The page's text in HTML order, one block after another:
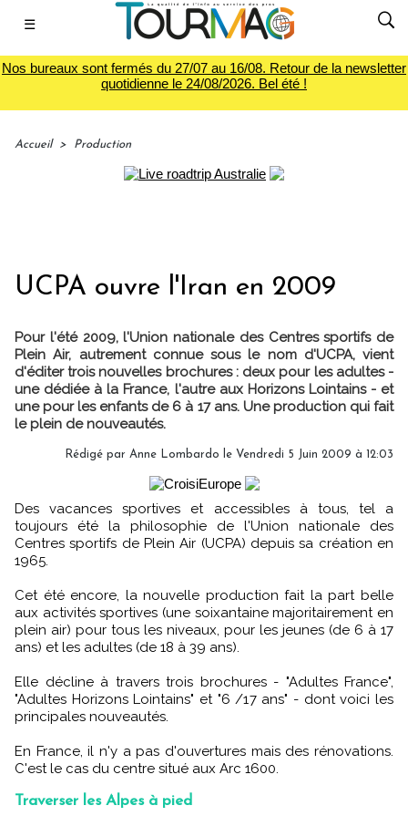
☰
Nos bureaux sont fermés du 27/07 au 16/08. Retour de la newsletter
quotidienne le 24/08/2026. Bel été !
Accueil > Production
UCPA ouvre l'Iran en 2009
Pour l'été 2009, l'Union nationale des Centres sportifs de
Plein Air, autrement connue sous le nom d'UCPA, vient
d'éditer trois nouvelles brochures : deux pour les adultes -
une dédiée à la France, l'autre aux Horizons Lointains - et
une pour les enfants de 6 à 17 ans. Une production qui fait
le plein de nouveautés.
Rédigé par Anne Lombardo le Vendredi 5 Juin 2009 à 12:03
Des vacances sportives et accessibles à tous, tel a
toujours été la philosophie de l'Union nationale des
Centres sportifs de Plein Air (UCPA) depuis sa création en
1965.
Cet été encore, la nouvelle production fait la part belle
aux activités sportives (une soixantaine majoritairement en
plein air) pour tous les niveaux, pour les jeunes (de 6 à 17
ans) et les adultes (de 18 à 39 ans).
Elle décline à travers trois brochures - "Adultes France",
"Adultes Horizons Lointains" et "6 /17 ans" - dont voici les
principales nouveautés.
En France, il n'y a pas d'ouvertures mais des rénovations.
C'est le cas du centre situé aux Arc 1600.
Traverser les Alpes à pied